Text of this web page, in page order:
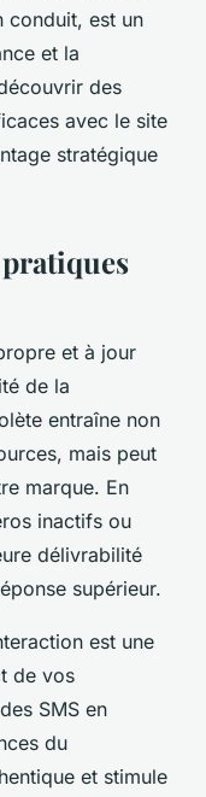
conduit, est un
et la
des
avec le site
stratégique
et à jour
de la
entraîne non
mais peut
marque. En
inactifs ou
délivrabilité
supérieur.
est une
de vos
SMS en
du
et stimule